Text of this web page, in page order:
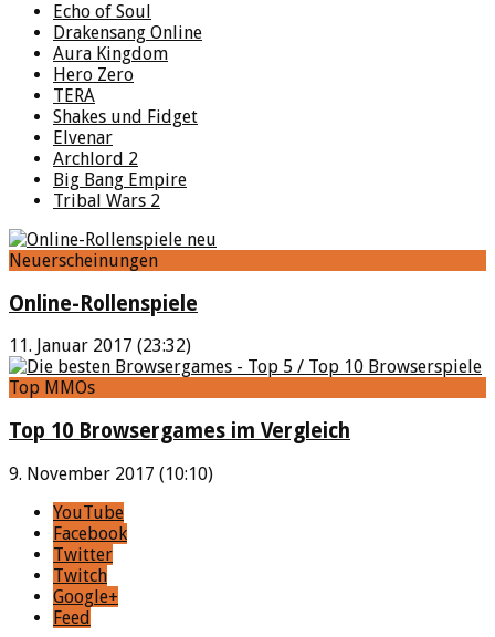
Echo of Soul
Drakensang Online
Aura Kingdom
Hero Zero
TERA
Shakes und Fidget
Elvenar
Archlord 2
Big Bang Empire
Tribal Wars 2
Neuerscheinungen
Online-Rollenspiele
11. Januar 2017 (23:32)
Top MMOs
Top 10 Browsergames im Vergleich
9. November 2017 (10:10)
YouTube
Facebook
Twitter
Twitch
Google+
Feed